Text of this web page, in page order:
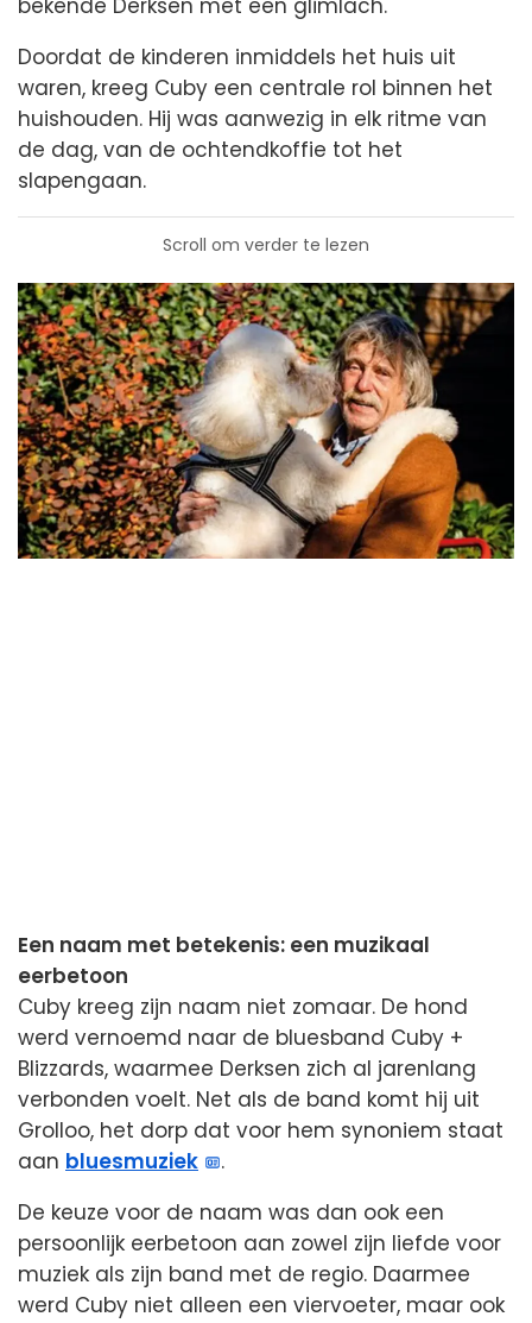
bekende Derksen met een glimlach.
Doordat de kinderen inmiddels het huis uit
waren, kreeg Cuby een centrale rol binnen het
huishouden. Hij was aanwezig in elk ritme van
de dag, van de ochtendkoffie tot het
slapengaan.
Scroll om verder te lezen
Een naam met betekenis: een muzikaal
eerbetoon
Cuby kreeg zijn naam niet zomaar. De hond
werd vernoemd naar de bluesband Cuby +
Blizzards, waarmee Derksen zich al jarenlang
verbonden voelt. Net als de band komt hij uit
Grolloo, het dorp dat voor hem synoniem staat
aan bluesmuziek
.
De keuze voor de naam was dan ook een
persoonlijk eerbetoon aan zowel zijn liefde voor
muziek als zijn band met de regio. Daarmee
werd Cuby niet alleen een viervoeter, maar ook